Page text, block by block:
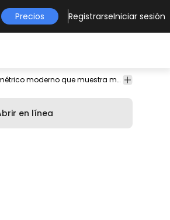
Precios RegistrarseIniciar sesión
horizonte Logos Arte geométrico moderno que muestra montañas en capas y una puesta de sol detrás de las nubes.
en línea